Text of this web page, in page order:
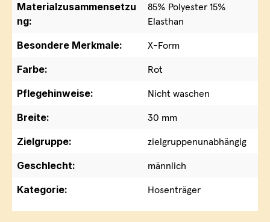
Materialzusammensetzu
ng:
85% Polyester 15%
Elasthan
Besondere Merkmale:
X-Form
Farbe:
Rot
Pflegehinweise:
Nicht waschen
Breite:
30 mm
Zielgruppe:
zielgruppenunabhängig
Geschlecht:
männlich
Kategorie:
Hosenträger